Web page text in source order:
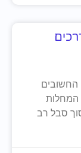
החשובים
המחלות
סבל רב